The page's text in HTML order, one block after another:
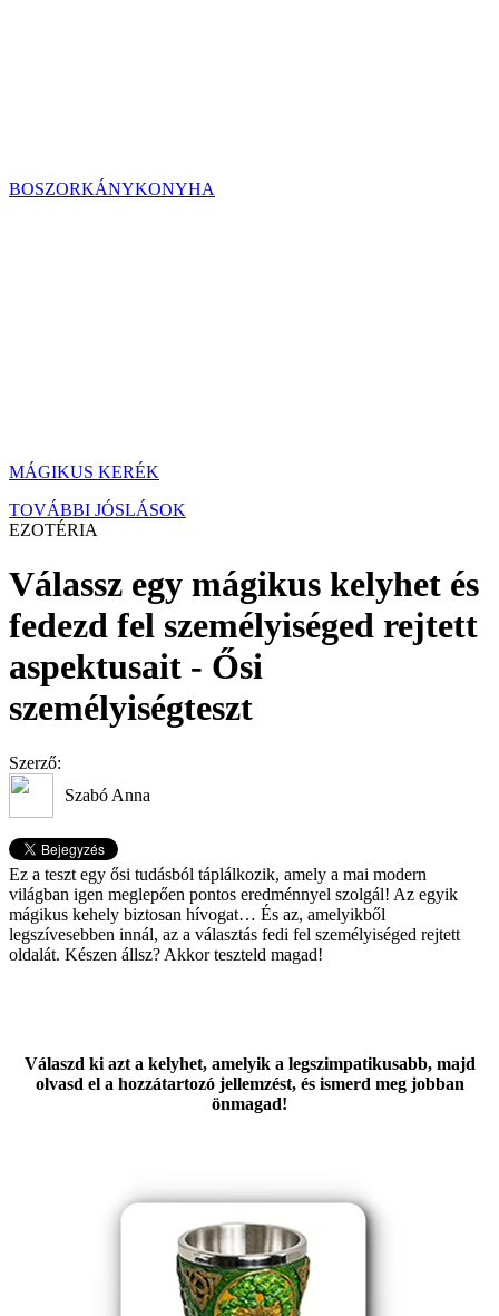
BOSZORKÁNYKONYHA
MÁGIKUS KERÉK
TOVÁBBI JÓSLÁSOK
EZOTÉRIA
Válassz egy mágikus kelyhet és
fedezd fel személyiséged rejtett
aspektusait - Ősi
személyiségteszt
Szerző:
Szabó Anna
Ez a teszt egy ősi tudásból táplálkozik, amely a mai modern
világban igen meglepően pontos eredménnyel szolgál! Az egyik
mágikus kehely biztosan hívogat… És az, amelyikből
legszívesebben innál, az a választás fedi fel személyiséged rejtett
oldalát. Készen állsz? Akkor teszteld magad!
Válaszd ki azt a kelyhet, amelyik a legszimpatikusabb, majd
olvasd el a hozzátartozó jellemzést, és ismerd meg jobban
önmagad!